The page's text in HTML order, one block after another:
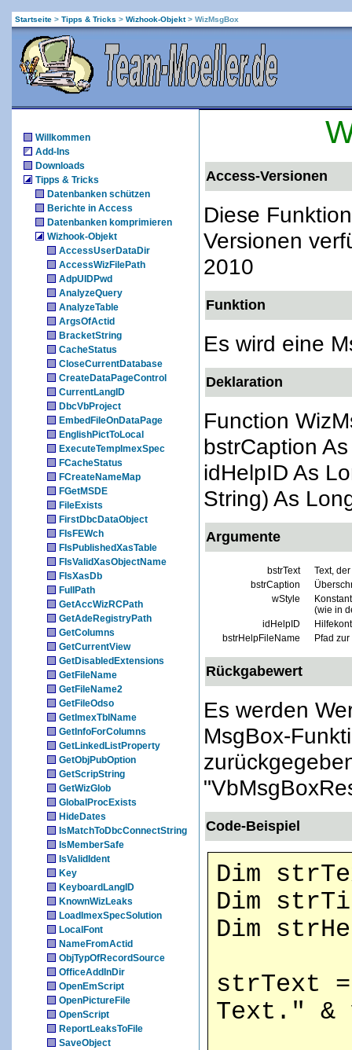
Startseite > Tipps & Tricks > Wizhook-Objekt> WizMsgBox
Willkommen
Add-Ins
Downloads
Tipps & Tricks
Datenbanken schützen
Berichte in Access
Datenbanken komprimieren
Wizhook-Objekt
AccessUserDataDir
AccessWizFilePath
AdpUIDPwd
AnalyzeQuery
AnalyzeTable
ArgsOfActid
BracketString
CacheStatus
CloseCurrentDatabase
CreateDataPageControl
CurrentLangID
DbcVbProject
EmbedFileOnDataPage
EnglishPictToLocal
ExecuteTempImexSpec
FCacheStatus
FCreateNameMap
FGetMSDE
FileExists
FirstDbcDataObject
FIsFEWch
FIsPublishedXasTable
FIsValidXasObjectName
FIsXasDb
FullPath
GetAccWizRCPath
GetAdeRegistryPath
GetColumns
GetCurrentView
GetDisabledExtensions
GetFileName
GetFileName2
GetFileOdso
GetImexTblName
GetInfoForColumns
GetLinkedListProperty
GetObjPubOption
GetScripString
GetWizGlob
GlobalProcExists
HideDates
IsMatchToDbcConnectString
IsMemberSafe
IsValidIdent
Key
KeyboardLangID
KnownWizLeaks
LoadImexSpecSolution
LocalFont
NameFromActid
ObjTypOfRecordSource
OfficeAddInDir
OpenEmScript
OpenPictureFile
OpenScript
ReportLeaksToFile
SaveObject
Access-Versionen
Diese
Versionen
2010
Funktion
Es wird eine
Deklaration
Function
bstrCaption
idHelpID As
String) As
Argumente
bstrText
Text,
bstrCaption
wStyle
(wie in
idHelpID
bstrHelpFileName
Pfad
Rückgabewert
Es werden
MsgBox-
Code-Beispiel
Dim
Dim
Dim
strText
Text." &